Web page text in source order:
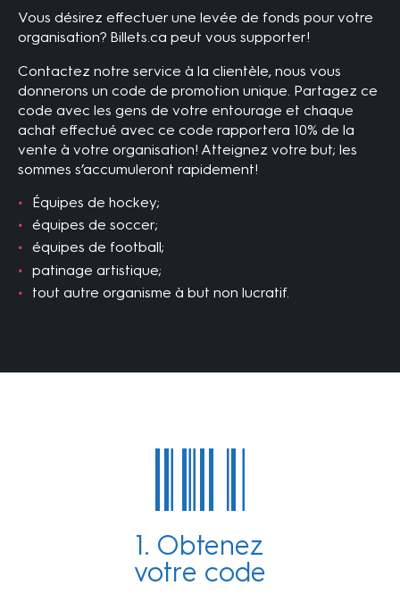
Vous désirez effectuer une levée de fonds pour votre
organisation? Billets.ca peut vous supporter!
Contactez notre service à la clientèle, nous vous
donnerons un code de promotion unique. Partagez ce
code avec les gens de votre entourage et chaque
achat effectué avec ce code rapportera 10% de la
vente à votre organisation! Atteignez votre but; les
sommes s’accumuleront rapidement!
Équipes de hockey;
équipes de soccer;
équipes de football;
patinage artistique;
tout autre organisme à but non lucratif.
1. Obtenez
votre code